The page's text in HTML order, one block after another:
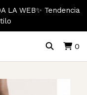
LA WEB✨ Tendencia
0